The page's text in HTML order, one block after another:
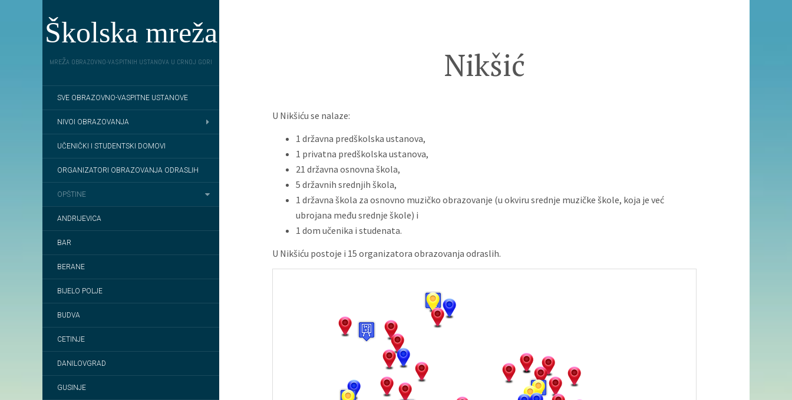
Školska mreža
MREŽA OBRAZOVNO-VASPITNIH USTANOVA U CRNOJ GORI
SVE OBRAZOVNO-VASPITNE USTANOVE
NIVOI OBRAZOVANJA
UČENIČKI I STUDENTSKI DOMOVI
ORGANIZATORI OBRAZOVANJA ODRASLIH
OPŠTINE
ANDRIJEVICA
BAR
BERANE
BIJELO POLJE
BUDVA
CETINJE
DANILOVGRAD
GUSINJE
Nikšić
U Nikšiću se nalaze:
1 državna predškolska ustanova,
1 privatna predškolska ustanova,
21 državna osnovna škola,
5 državnih srednjih škola,
1 državna škola za osnovno muzičko obrazovanje (u okviru srednje muzičke škole, koja je već
ubrojana među srednje škole) i
1 dom učenika i studenata.
U Nikšiću postoje i 15 organizatora obrazovanja odraslih.